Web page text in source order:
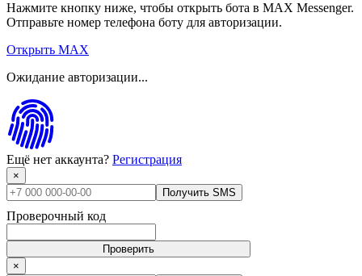
Нажмите кнопку ниже, чтобы открыть бота в MAX Messenger.
Отправьте номер телефона боту для авторизации.
Открыть MAX
Ожидание авторизации...
Ещё нет аккаунта? Регистрация
×
Получить SMS
Проверочный код
Проверить
×